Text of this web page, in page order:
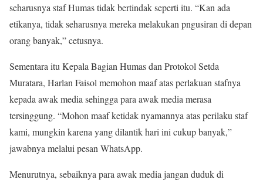
seharusnya staf Humas tidak bertindak seperti itu. “Kan ada
etikanya, tidak seharusnya mereka melakukan pngusiran di depan
orang banyak,” cetusnya.
Sementara itu Kepala Bagian Humas dan Protokol Setda
Muratara, Harlan Faisol memohon maaf atas perlakuan stafnya
kepada awak media sehingga para awak media merasa
tersinggung. “Mohon maaf ketidak nyamannya atas perilaku staf
kami, mungkin karena yang dilantik hari ini cukup banyak,”
jawabnya melalui pesan WhatsApp.
Menurutnya, sebaiknya para awak media jangan duduk di